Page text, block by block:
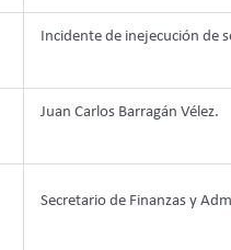
Incidente de inejecución de
Juan Carlos Barragán Vélez.
Secretario de Finanzas y